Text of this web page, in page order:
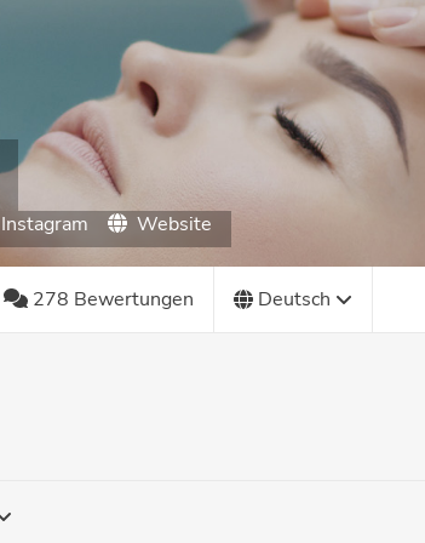
Instagram Website
278 Bewertungen Deutsch